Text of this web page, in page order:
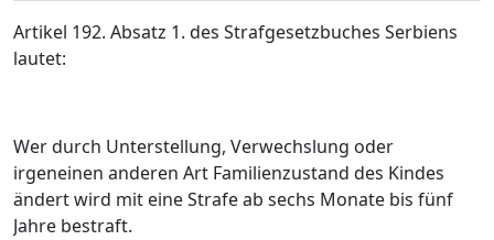
Artikel 192. Absatz 1. des Strafgesetzbuches Serbiens
lautet:
Wer durch Unterstellung, Verwechslung oder
irgeneinen anderen Art Familienzustand des Kindes
ändert wird mit eine Strafe ab sechs Monate bis fünf
Jahre bestraft.